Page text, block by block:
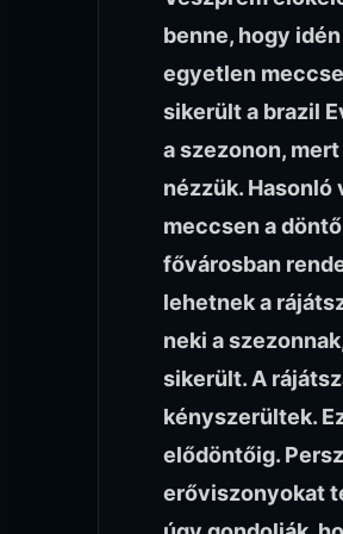
benne, hogy
egyetlen
sikerült a brazil
a szezonon,
nézzük.
meccsen a
fővárosban
lehetnek a
neki a
sikerült. A
kényszerültek.
elődöntőig.
erőviszonyokat